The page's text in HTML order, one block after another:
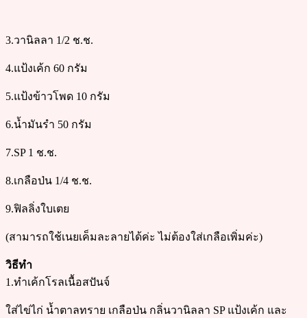
3.วานิลลา 1/2 ช.ช.
4.แป้งเค้ก 60 กรัม
5.แป้งข้าวโพด 10 กรัม
6.น้ำมันรำ 50 กรัม
7.SP 1 ช.ช.
8.เกลือป่น 1/4 ช.ช.
9.ฟิลลิ่งใบเตย
(สามารถใช้เนยเค็มละลายได้ค่ะ ไม่ต้องใส่เกลือเพิ่มค่ะ)
วิธีทำ
1.ทำเค้กโรลเนื้อสปันจ์
ใส่ไข่ไก่ น้ำตาลทราย เกลือป่น กลิ่นวานิลลา SP แป้งเค้ก และ